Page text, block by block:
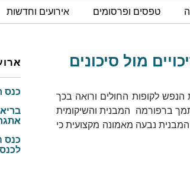
טפסים ופרסומים אירועים וחדשות
מול סיכונים
לקופות החולים ורואה בכך
ברפורמה המבנית והשיקומית
נבעה מאמונה מקצועית כי
כנס
כנס